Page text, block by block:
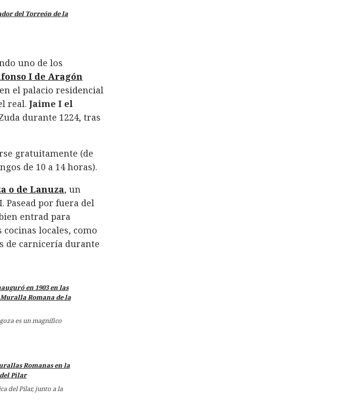
uno de los
I de Aragón
el palacio residencial
real. Jaime I el
durante 1224, tras
gratuitamente (de
de 10 a 14 horas).
o de Lanuza, un
Pasead por fuera del
entrad para
locales, como
de carnicería durante
es un magnífico
del Pilar, junto a la